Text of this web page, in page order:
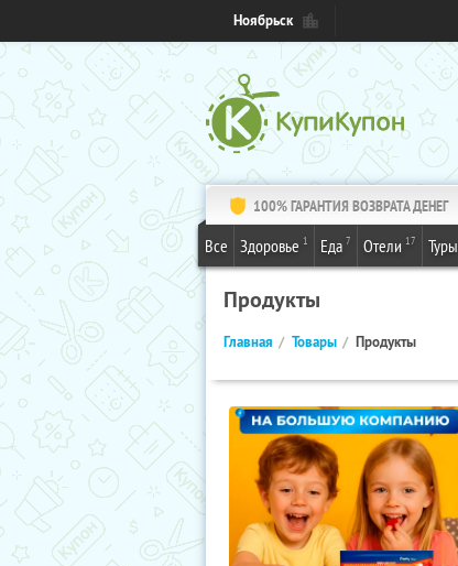
Ноябрьск
100% ГАРАНТИЯ ВОЗВРАТА ДЕНЕГ
Все Здоровье 1 Еда 7 Отели 17 Туры
Продукты
Главная Товары Продукты